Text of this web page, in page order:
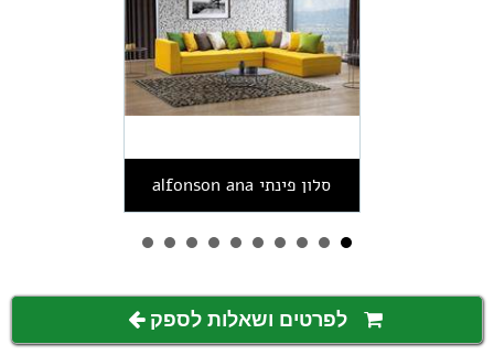
סלון פינתי alfonson ana
לפרטים ושאלות לספק